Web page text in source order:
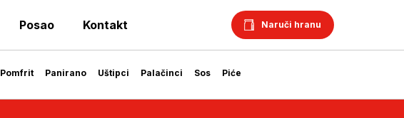
Pomfrit Panirano Uštipci Palačinci Sos Piće
Posao Kontakt Naruči hranu